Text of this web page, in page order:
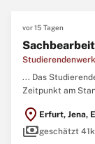
vor 15 Tagen
... Das
Zeitpunkt am
auf der Suche
um den
location_on Erfurt, Jena,
paymentsgeschätzt